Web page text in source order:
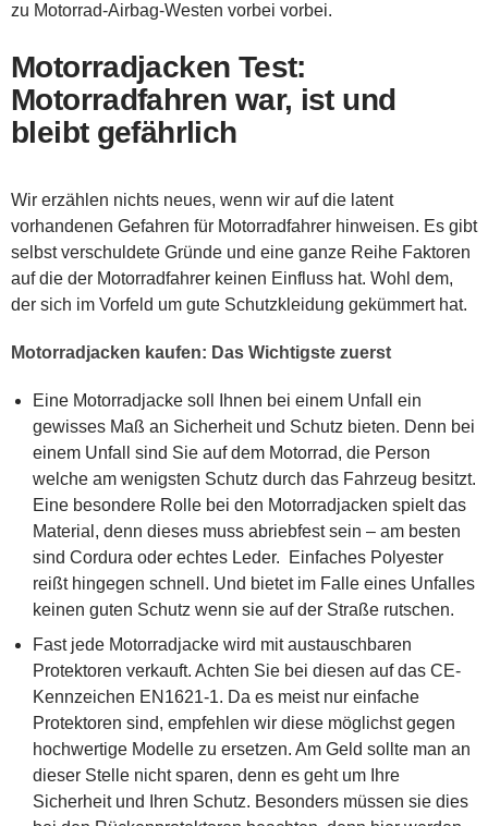
zu Motorrad-Airbag-Westen vorbei vorbei.
Motorradjacken Test:
Motorradfahren war, ist und
bleibt gefährlich
Wir erzählen nichts neues, wenn wir auf die latent
vorhandenen Gefahren für Motorradfahrer hinweisen. Es gibt
selbst verschuldete Gründe und eine ganze Reihe Faktoren
auf die der Motorradfahrer keinen Einfluss hat. Wohl dem,
der sich im Vorfeld um gute Schutzkleidung gekümmert hat.
Motorradjacken kaufen: Das Wichtigste zuerst
Eine Motorradjacke soll Ihnen bei einem Unfall ein
gewisses Maß an Sicherheit und Schutz bieten. Denn bei
einem Unfall sind Sie auf dem Motorrad, die Person
welche am wenigsten Schutz durch das Fahrzeug besitzt.
Eine besondere Rolle bei den Motorradjacken spielt das
Material, denn dieses muss abriebfest sein – am besten
sind Cordura oder echtes Leder. Einfaches Polyester
reißt hingegen schnell. Und bietet im Falle eines Unfalles
keinen guten Schutz wenn sie auf der Straße rutschen.
Fast jede Motorradjacke wird mit austauschbaren
Protektoren verkauft. Achten Sie bei diesen auf das CE-
Kennzeichen EN1621-1. Da es meist nur einfache
Protektoren sind, empfehlen wir diese möglichst gegen
hochwertige Modelle zu ersetzen. Am Geld sollte man an
dieser Stelle nicht sparen, denn es geht um Ihre
Sicherheit und Ihren Schutz. Besonders müssen sie dies